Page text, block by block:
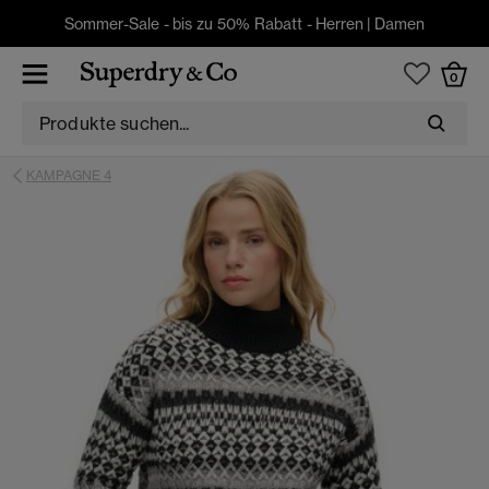
Sommer-Sale - bis zu 50% Rabatt - Herren | Damen
0
KAMPAGNE 4